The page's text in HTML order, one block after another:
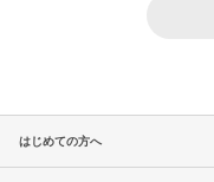
はじめての方へ